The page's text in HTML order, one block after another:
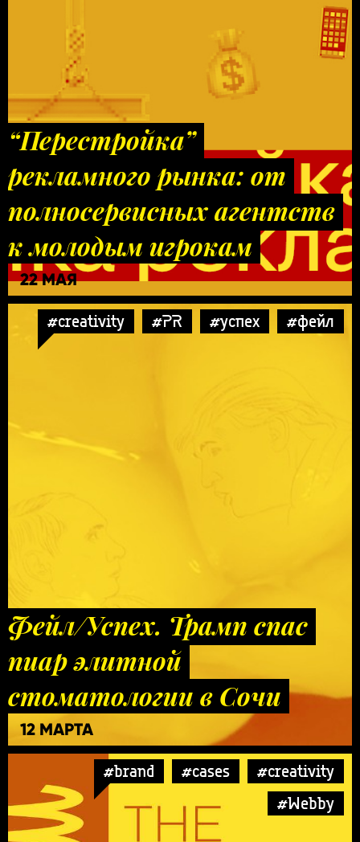
“Перестройка”
рекламного рынка: от
полносервисных агентств
к молодым игрокам
22 МАЯ
#creativity #PR #успех #фейл
Фейл/Успех. Трамп спас
пиар элитной
стоматологии в Сочи
12 МАРТА
#brand #cases
#creativity
#Webby